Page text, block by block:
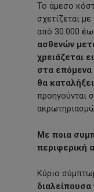
Το άμεσο
σχετίζεται
από 30.000
ασθενών
χρειάζεται
στα επόμενα
θα καταλήξει
προηγούνται
Με ποια
περιφερική
Κύριο